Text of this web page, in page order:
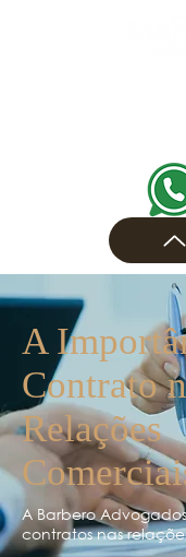
A
Contrato
Relações
A Barbero
contratos nas